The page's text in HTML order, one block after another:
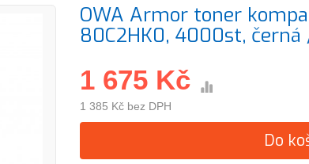
OWA Armor toner
80C2HK0, 4000st, černá
1 675 Kč
1 385 Kč bez DPH
Do